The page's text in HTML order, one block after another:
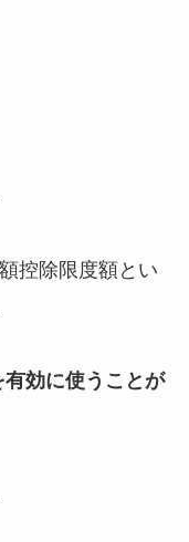
控除限度額とい
効に使うことが